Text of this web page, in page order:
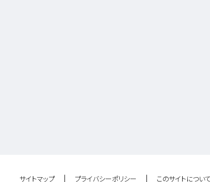
サイトマップ プライバシーポリシー このサイトについて